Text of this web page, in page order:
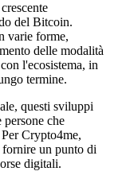
del Bitcoin.
varie forme,
delle modalità
l'ecosistema, in
termine.
questi sviluppi
che
Crypto4me,
un punto di
digitali.